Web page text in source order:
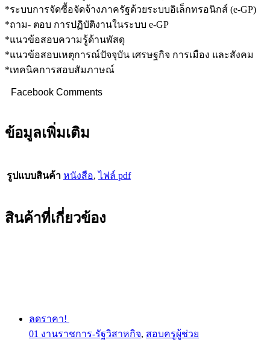
*ระบบการจัดซื้อจัดจ้างภาครัฐด้วยระบบอิเล็กทรอนิกส์ (e-GP)
*ถาม- ตอบ การปฏิบัติงานในระบบ e-GP
*แนวข้อสอบความรู้ด้านพัสดุ
*แนวข้อสอบเหตุการณ์ปัจจุบัน เศรษฐกิจ การเมือง และสังคม
*เทคนิคการสอบสัมภาษณ์
Facebook Comments
ข้อมูลเพิ่มเติม
รูปแบบสินค้า หนังสือ,ไฟล์ pdf
สินค้าที่เกี่ยวข้อง
ลดราคา!
01 งานราชการ-รัฐวิสาหกิจ, สอบครูผู้ช่วย